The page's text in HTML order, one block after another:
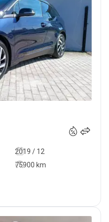
2019 / 12
75900 km